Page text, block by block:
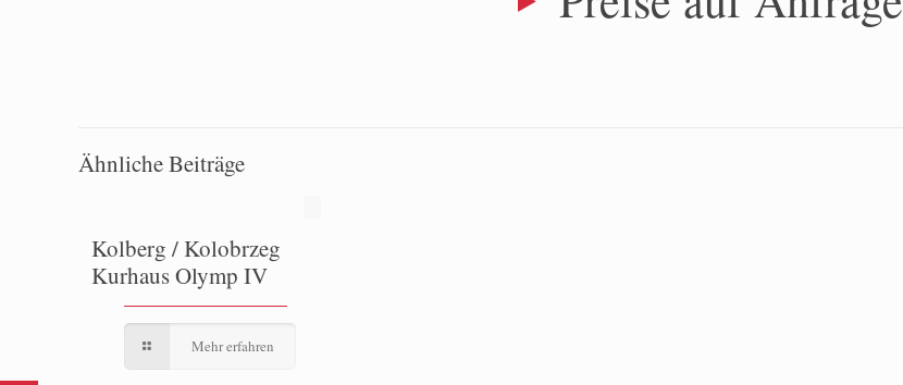
Ähnliche Beiträge
Kolberg / Kolobrzeg
Kurhaus Olymp IV
Mehr erfahren